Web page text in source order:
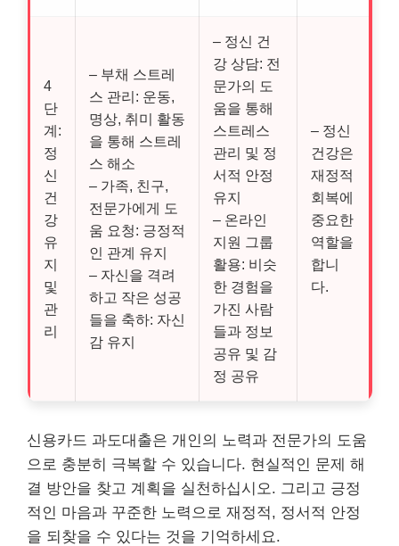
4
단
계:
정
신
건
강
유
지
및
관
리
– 부채 스트레
스 관리: 운동,
명상, 취미 활동
을 통해 스트레
스 해소
– 가족, 친구,
전문가에게 도
움 요청: 긍정적
인 관계 유지
– 자신을 격려
하고 작은 성공
들을 축하: 자신
감 유지
– 정신 건
강 상담: 전
문가의 도
움을 통해
스트레스
관리 및 정
서적 안정
유지
– 온라인
지원 그룹
활용: 비슷
한 경험을
가진 사람
들과 정보
공유 및 감
정 공유
– 정신
건강은
재정적
회복에
중요한
역할을
합니
다.
신용카드 과도대출은 개인의 노력과 전문가의 도움
으로 충분히 극복할 수 있습니다. 현실적인 문제 해
결 방안을 찾고 계획을 실천하십시오. 그리고 긍정
적인 마음과 꾸준한 노력으로 재정적, 정서적 안정
을 되찾을 수 있다는 것을 기억하세요.